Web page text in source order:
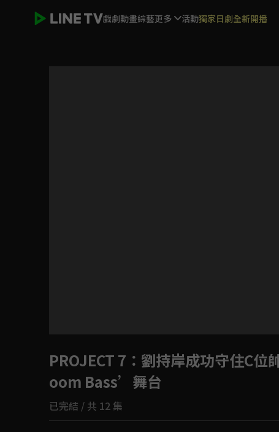
戲劇動畫綜藝更多 活動獨家日劇全新開播
PROJECT 7 ：劉持岸成功守住C
oom Bass’舞台
已完結 / 共 12 集